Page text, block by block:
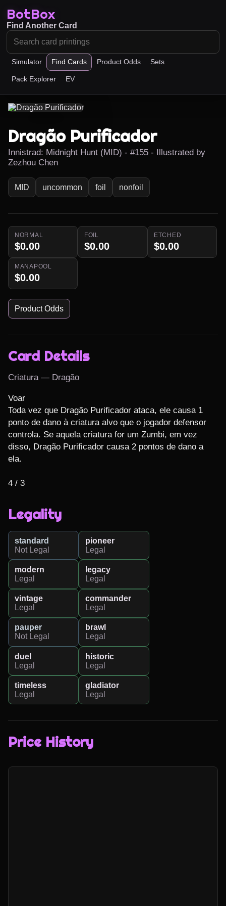
BotBox
Simulator Find Cards Product Odds Sets
Pack Explorer EV
Find Another Card
Dragão Purificador
Innistrad: Midnight Hunt (MID) - #155 - Illustrated by
Zezhou Chen
MID uncommon foil nonfoil
NORMAL
$0.00
FOIL
$0.00
ETCHED
$0.00
MANAPOOL
$0.00
Product Odds
Card Details
Criatura — Dragão
Voar
Toda vez que Dragão Purificador ataca, ele causa 1
ponto de dano à criatura alvo que o jogador defensor
controla. Se aquela criatura for um Zumbi, em vez
disso, Dragão Purificador causa 2 pontos de dano a
ela.
4 / 3
Legality
standard
Not Legal
pioneer
Legal
modern
Legal
legacy
Legal
vintage
Legal
commander
Legal
pauper
Not Legal
brawl
Legal
duel
Legal
historic
Legal
timeless
Legal
gladiator
Legal
Price History